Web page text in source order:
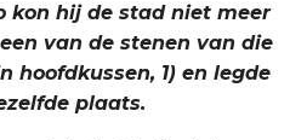
kon hij de stad niet meer
van de stenen van die
hoofdkussen, 1) en legde
plaats.